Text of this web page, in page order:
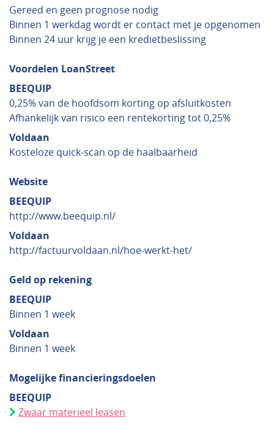
Gereed en geen prognose nodig
Binnen 1 werkdag wordt er contact met je opgenomen
Binnen 24 uur krijg je een kredietbeslissing
Voordelen LoanStreet
BEEQUIP
0,25% van de hoofdsom korting op afsluitkosten
Afhankelijk van risico een rentekorting tot 0,25%
Voldaan
Kosteloze quick-scan op de haalbaarheid
Website
BEEQUIP
http://www.beequip.nl/
Voldaan
http://factuurvoldaan.nl/hoe-werkt-het/
Geld op rekening
BEEQUIP
Binnen 1 week
Voldaan
Binnen 1 week
Mogelijke financieringsdoelen
BEEQUIP
Zwaar materieel leasen